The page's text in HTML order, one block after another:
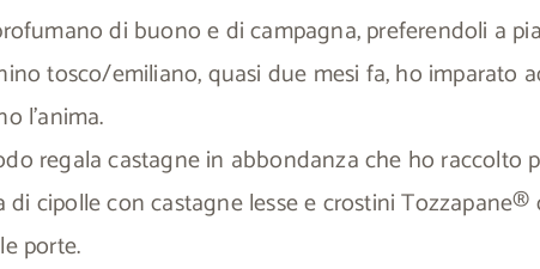
di buono e di campagna, preferendoli a
tosco/emiliano, quasi due mesi fa, ho imparato
l’anima.
regala castagne in abbondanza che ho raccolto
cipolle con castagne lesse e crostini
porte.